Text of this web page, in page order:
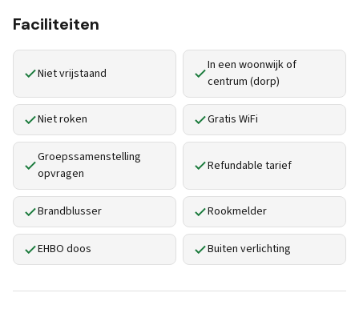
Faciliteiten
Niet vrijstaand
In een woonwijk of
centrum (dorp)
Niet roken Gratis WiFi
Groepssamenstelling
opvragen
Refundable tarief
Brandblusser Rookmelder
EHBO doos Buiten verlichting